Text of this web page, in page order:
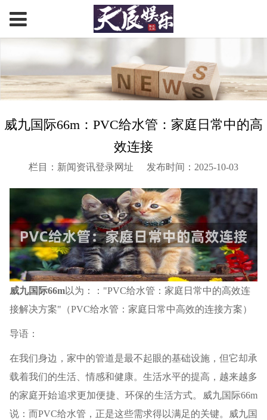
威九国际66m：PVC给水管：家庭日常中的高
效连接
栏目：新闻资讯登录网址 发布时间：2025-10-03
威九国际66m以为：："PVC给水管：家庭日常中的高效连
接解决方案"（PVC给水管：家庭日常中高效的连接方案）
导语：
在我们身边，家中的管道是最不起眼的基础设施，但它却承
载着我们的生活、情感和健康。生活水平的提高，越来越多
的家庭开始追求更加便捷、环保的生活方式。威九国际66m
说：而PVC给水管，正是这些需求得以满足的关键。威九国